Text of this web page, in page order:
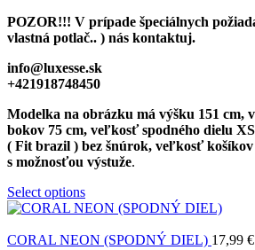
POZOR!!! V prípade špeciálnych
vlastná potlač.. ) nás kontaktuj.
info@luxesse.sk
+421918748450
Modelka na obrázku má výšku 151 cm,
bokov 75 cm, veľkosť spodného dielu
( Fit brazil ) bez šnúrok, veľkosť
s možnosťou výstuže.
Select options
CORAL NEON (SPODNÝ DIEL) 17,99 €